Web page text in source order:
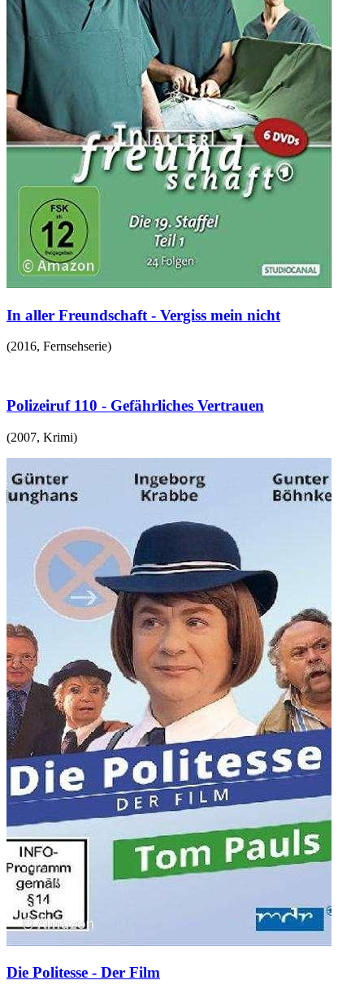
In aller Freundschaft - Vergiss mein nicht
(2016, Fernsehserie)
Polizeiruf 110 - Gefährliches Vertrauen
(2007, Krimi)
Die Politesse - Der Film